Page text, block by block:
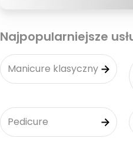
Najpopularniejsze
Manicure klasyczny
Pedicure